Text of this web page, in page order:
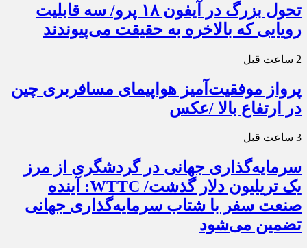
تحول بزرگ در آیفون ۱۸ پرو/ سه قابلیت
رویایی که بالاخره به حقیقت می‌پیوندند
2 ساعت قبل
پرواز موفقیت‌آمیز هواپیمای مسافربری چین
در ارتفاع بالا /عکس
3 ساعت قبل
سرمایه‌گذاری جهانی در گردشگری از مرز
یک تریلیون دلار گذشت/ WTTC: آینده
صنعت سفر با شتاب سرمایه‌گذاری جهانی
تضمین می‌شود